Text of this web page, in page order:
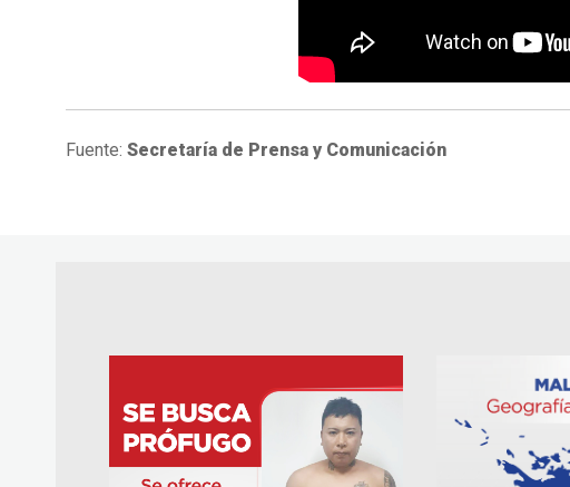
Fuente: Secretaría de Prensa y Comunicación